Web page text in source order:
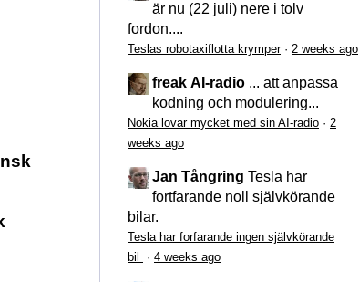
är nu (22 juli) nere i tolv
fordon....
Teslas robotaxiflotta krymper· 2 weeks ago
freak AI-radio ... att anpassa
kodning och modulering...
Nokia lovar mycket med sin AI-radio · 2
weeks ago
Jan Tångring Tesla har
fortfarande noll självkörande
bilar.
Tesla har forfarande ingen självkörande
bil
· 4 weeks ago